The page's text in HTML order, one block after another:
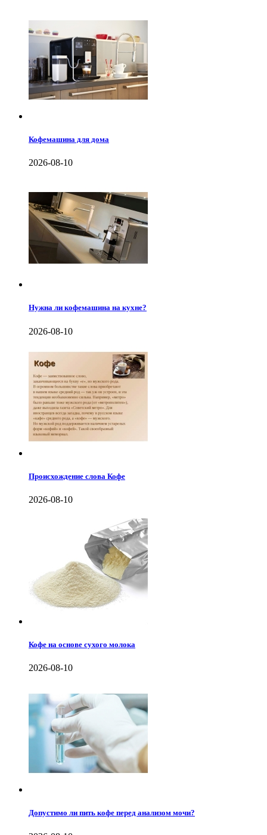
Кофемашина для дома
2026-08-10
Нужна ли кофемашина на кухне?
2026-08-10
Происхождение слова Кофе
2026-08-10
Кофе на основе сухого молока
2026-08-10
Допустимо ли пить кофе перед анализом мочи?